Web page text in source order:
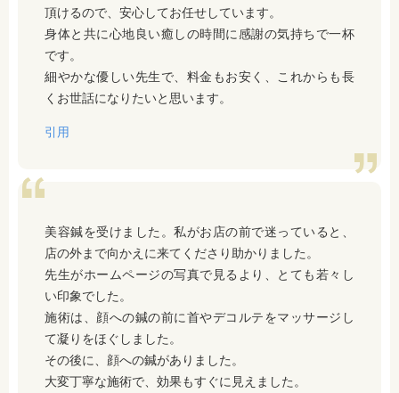
頂けるので、安心してお任せしています。
身体と共に心地良い癒しの時間に感謝の気持ちで一杯
です。
細やかな優しい先生で、料金もお安く、これからも長
くお世話になりたいと思います。
引用
美容鍼を受けました。私がお店の前で迷っていると、
店の外まで向かえに来てくださり助かりました。
先生がホームページの写真で見るより、とても若々し
い印象でした。
施術は、顔への鍼の前に首やデコルテをマッサージし
て凝りをほぐしました。
その後に、顔への鍼がありました。
大変丁寧な施術で、効果もすぐに見えました。